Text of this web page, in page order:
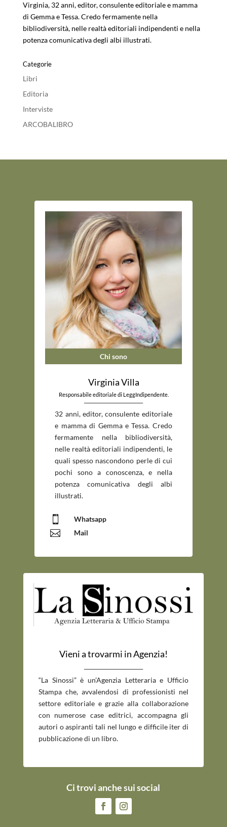
Virginia, 32 anni, editor, consulente editoriale e mamma
di Gemma e Tessa. Credo fermamente nella
bibliodiversità, nelle realtà editoriali indipendenti e nella
potenza comunicativa degli albi illustrati.
Categorie
Libri
Editoria
Interviste
ARCOBALIBRO
Chi sono
Virginia Villa
Responsabile editoriale di LeggIndipendente.
32 anni, editor, consulente editoriale
e mamma di Gemma e Tessa. Credo
fermamente nella bibliodiversità,
nelle realtà editoriali indipendenti, le
quali spesso nascondono perle di cui
pochi sono a conoscenza, e nella
potenza comunicativa degli albi
illustrati.
 Whatsapp
 Mail
Vieni a trovarmi in Agenzia!
“La Sinossi” è un’Agenzia Letteraria e Ufficio
Stampa che, avvalendosi di professionisti nel
settore editoriale e grazie alla collaborazione
con numerose case editrici, accompagna gli
autori o aspiranti tali nel lungo e difficile iter di
pubblicazione di un libro.
Ci trovi anche sui social